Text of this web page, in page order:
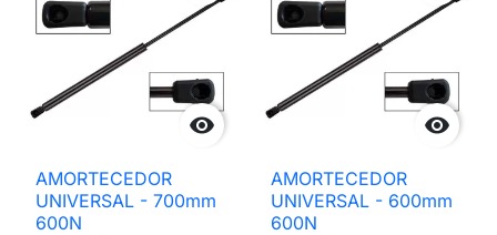

AMORTECEDOR
UNIVERSAL - 700mm
600N

AMORTECEDOR
UNIVERSAL - 600mm
600N